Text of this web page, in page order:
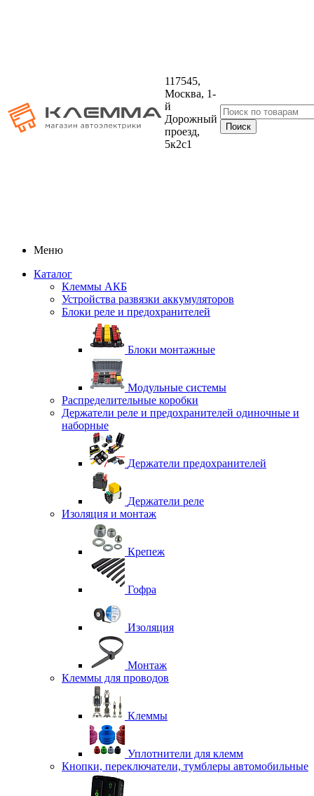
117545,
Москва, 1-
й
Дорожный
проезд,
5к2с1
Меню
Каталог
Клеммы АКБ
Устройства развязки аккумуляторов
Блоки реле и предохранителей
Блоки монтажные
Модульные системы
Распределительные коробки
Держатели реле и предохранителей одиночные и
наборные
Держатели предохранителей
Держатели реле
Изоляция и монтаж
Крепеж
Гофра
Изоляция
Монтаж
Клеммы для проводов
Клеммы
Уплотнители для клемм
Кнопки, переключатели, тумблеры автомобильные